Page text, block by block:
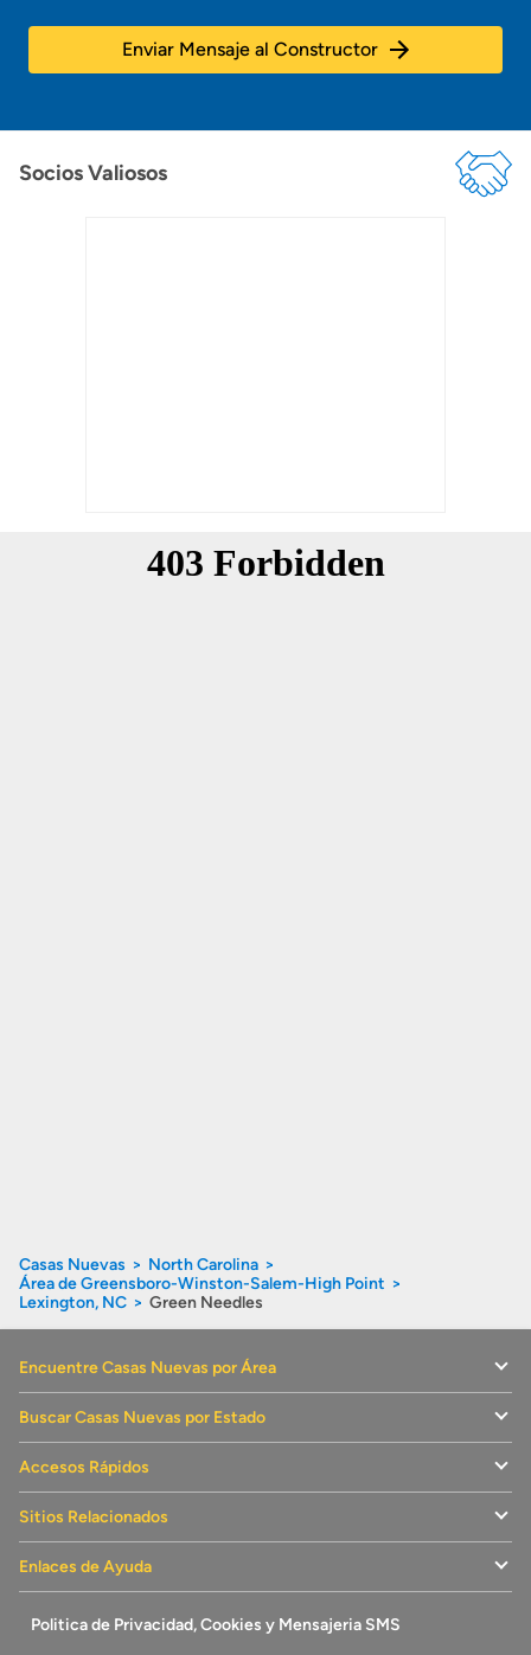
Enviar Mensaje al Constructor
Socios Valiosos
Casas Nuevas
North Carolina
Área de Greensboro-Winston-Salem-High Point
Lexington, NC
Green Needles
Encuentre Casas Nuevas por Área
Buscar Casas Nuevas por Estado
Accesos Rápidos
Sitios Relacionados
Enlaces de Ayuda
Politica de Privacidad, Cookies y Mensajeria SMS